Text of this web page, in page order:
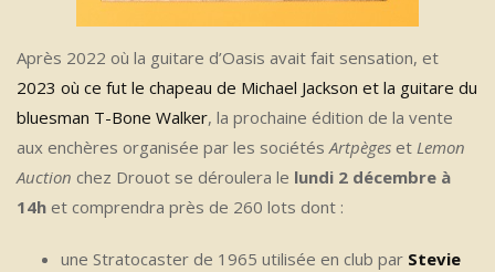
Après 2022 où la guitare d’Oasis avait fait sensation, et
2023 où ce fut le chapeau de Michael Jackson et la guitare du
bluesman T-Bone Walker, la prochaine édition de la vente
aux enchères organisée par les sociétésArtpèges et Lemon
Auction chez Drouot se déroulera le lundi 2 décembre à
14h et comprendra près de 260 lots dont :
une Stratocaster de 1965 utilisée en club par Stevie